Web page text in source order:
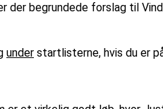
der begrundede forslag til
under startlisterne, hvis du er